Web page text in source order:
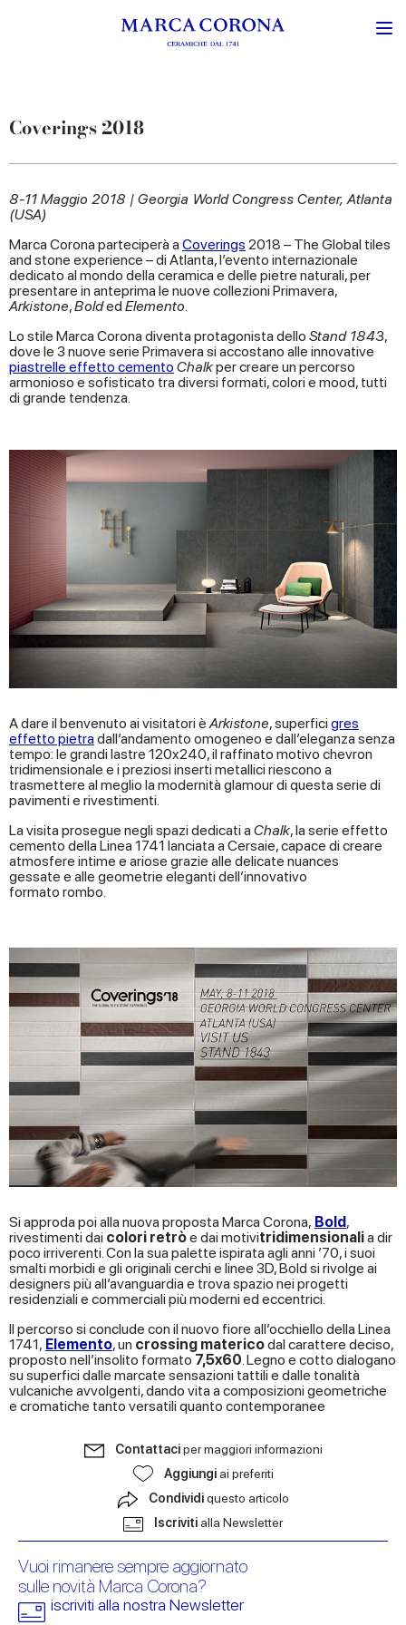
Coverings 2018
8-11 Maggio 2018 | Georgia World Congress Center, Atlanta
(USA)
Marca Corona parteciperà a Coverings 2018 – The Global tiles
and stone experience – di Atlanta, l’evento internazionale
dedicato al mondo della ceramica e delle pietre naturali, per
presentare in anteprima le nuove collezioni Primavera,
Arkistone,Bolded Elemento.
Lo stile Marca Corona diventa protagonista dello Stand 1843,
dove le 3 nuove serie Primavera si accostano alle innovative
piastrelle effetto cemento Chalkper creare un percorso
armonioso e sofisticato tra diversi formati, colori e mood, tutti
di grande tendenza.
A dare il benvenuto ai visitatori èArkistone, superficigres
effetto pietradall’andamento omogeneo e dall’eleganza senza
tempo: le grandi lastre 120x240, il raffinato motivo chevron
tridimensionale e i preziosi inserti metallici riescono a
trasmettere al meglio la modernità glamour di questa serie di
pavimenti e rivestimenti.
La visita prosegue negli spazi dedicati a Chalk, la serie effetto
cemento della Linea 1741 lanciata a Cersaie, capace di creare
atmosfere intime e ariose grazie alle delicate nuances
gessate e alle geometrie eleganti dell’innovativo
formato rombo.
Si approda poi alla nuova proposta Marca Corona, Bold,
rivestimenti dai colori retròe dai motivitridimensionalia dir
poco irriverenti. Con la sua palette ispirata agli anni ’70, i suoi
smalti morbidi e gli originali cerchi e linee 3D, Bold si rivolge ai
designers più all’avanguardia e trova spazio nei progetti
residenziali e commerciali più moderni ed eccentrici.
Il percorso si conclude con il nuovo fiore all’occhiello della Linea
1741, Elemento, un crossing matericodal carattere deciso,
proposto nell’insolito formato 7,5x60 . Legno e cotto dialogano
su superfici dalle marcate sensazioni tattili e dalle tonalità
vulcaniche avvolgenti, dando vita a composizioni geometriche
e cromatiche tanto versatili quanto contemporanee
Contattaciper maggiori informazioni
Aggiungi ai preferiti
Condividiquesto articolo
Iscriviti alla Newsletter
Vuoi rimanere sempre aggiornato
sulle novità Marca Corona?
iscriviti alla nostra Newsletter